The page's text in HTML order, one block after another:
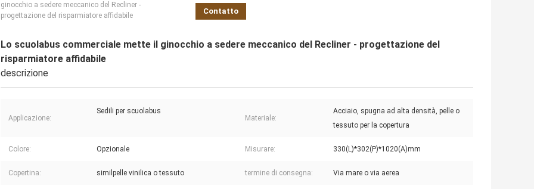
ginocchio a sedere meccanico del Recliner -
progettazione del risparmiatore affidabile
Contatto
Lo scuolabus commerciale mette il ginocchio a sedere meccanico del Recliner - progettazione del
risparmiatore affidabile
descrizione
Applicazione:
Sedili per scuolabus
Materiale:
Acciaio, spugna ad alta densità, pelle o
tessuto per la copertura
Colore: Opzionale Misurare: 330(L)*302(P)*1020(A)mm
Copertina: similpelle vinilica o tessuto termine di consegna: Via mare o via aerea